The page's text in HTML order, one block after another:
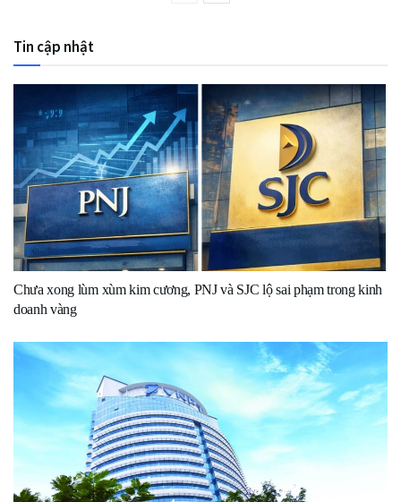
Tin cập nhật
Chưa xong lùm xùm kim cương, PNJ và SJC lộ sai phạm trong kinh
doanh vàng